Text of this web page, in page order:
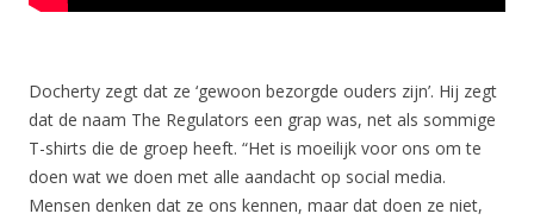
Docherty zegt dat ze ‘gewoon bezorgde ouders zijn’. Hij zegt
dat de naam The Regulators een grap was, net als sommige
T-shirts die de groep heeft. “Het is moeilijk voor ons om te
doen wat we doen met alle aandacht op social media.
Mensen denken dat ze ons kennen, maar dat doen ze niet,